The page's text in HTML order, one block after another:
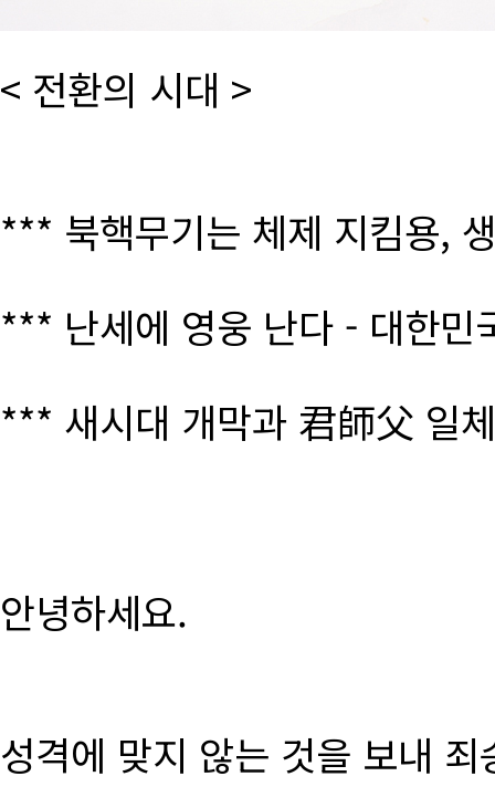
< 전환의 시대 >
*** 북핵무기는 체제 지킴용,
*** 난세에 영웅 난다 - 대한
*** 새시대 개막과 君師父 일
안녕하세요.
성격에 맞지 않는 것을 보내